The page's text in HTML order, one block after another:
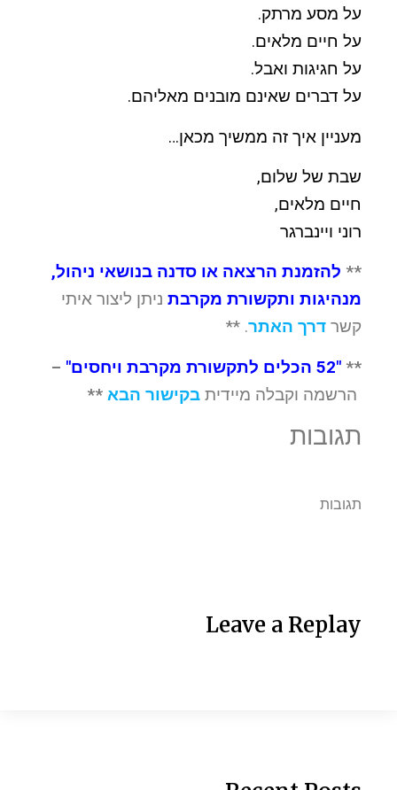
על מסע מרתק.
על חיים מלאים.
על חגיגות ואבל.
על דברים שאינם מובנים מאליהם.
מעניין איך זה ממשיך מכאן…
שבת של שלום,
חיים מלאים,
רוני ויינברגר
** להזמנת הרצאה או סדנה בנושאי ניהול,
מנהיגות ותקשורת מקרבת ניתן ליצור איתי
קשר דרך האתר. **
** "52 הכלים לתקשורת מקרבת ויחסים"
–
הרשמה וקבלה מיידית בקישור הבא **
תגובות
תגובות
Leave a Replay